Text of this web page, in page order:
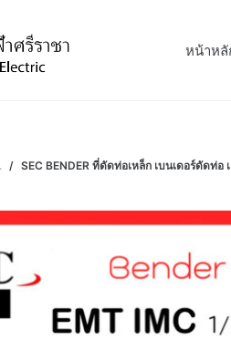
หน้าหลั
/ SEC BENDER ที่ดัดท่อเหล็ก เบนเดอร์ดัดท่